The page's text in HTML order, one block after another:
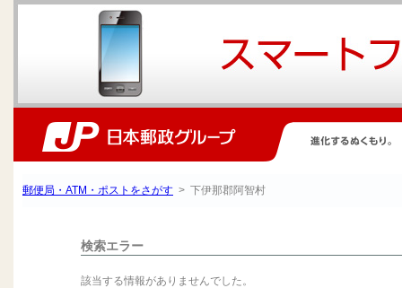
郵便局・ATM・ポストをさがす > 下伊那郡阿智村
検索エラー
該当する情報がありませんでした。